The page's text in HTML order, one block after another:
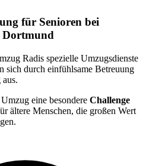
für Senioren bei
Dortmund
Radis spezielle Umzugsdienste
sich durch einfühlsame Betreuung
eine besondere Challenge
ältere Menschen, die großen Wert